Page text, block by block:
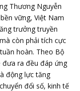
Thương Nguyễn
vững, Việt Nam
trưởng truyền
còn phải tích cực
hoàn. Theo Bộ
đưa ra đều đáp ứng
động lực tăng
đổi số, kinh tế